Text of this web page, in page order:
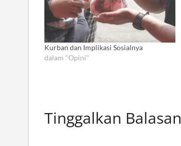
Kurban dan Implikasi Sosialnya
dalam "Opini"
Tinggalkan Balasan